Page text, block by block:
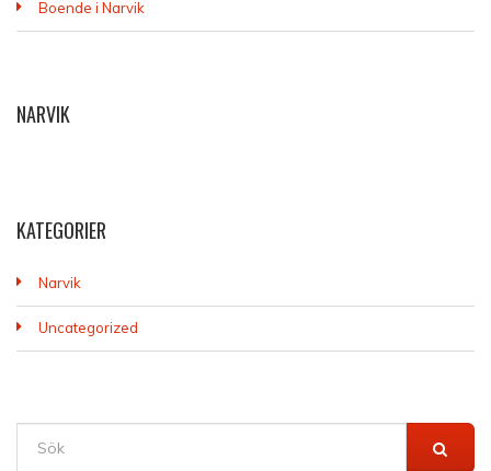
Boende i Narvik
NARVIK
KATEGORIER
Narvik
Uncategorized